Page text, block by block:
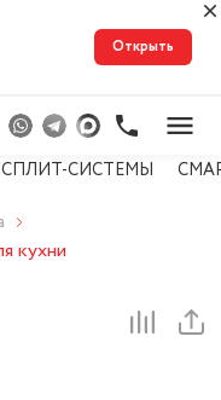
Открыть
СПЛИТ-СИСТЕМЫ
кухни